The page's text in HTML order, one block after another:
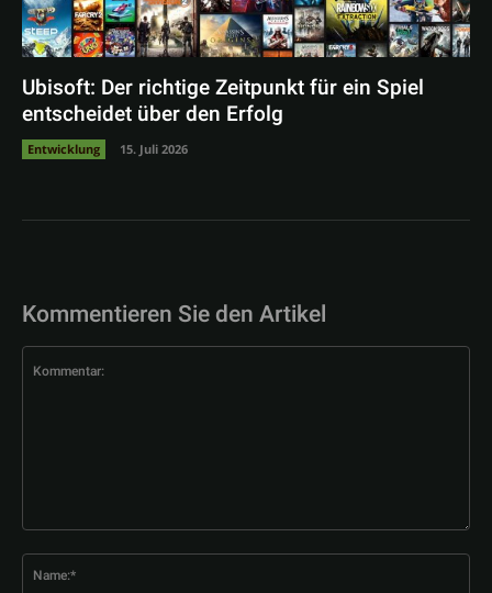
Ubisoft: Der richtige Zeitpunkt für ein Spiel
entscheidet über den Erfolg
Entwicklung 15. Juli 2026
Kommentieren Sie den Artikel